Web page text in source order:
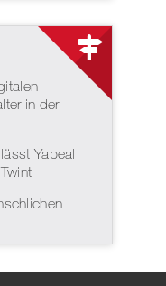
in der
Yapeal